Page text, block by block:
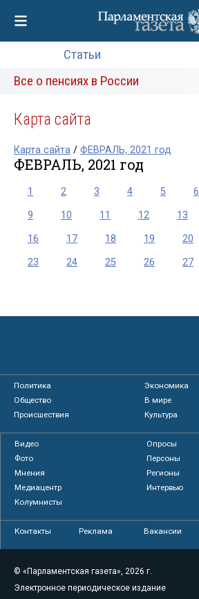
Статьи
Все о пенсиях в России
Карта сайта
Карта сайта / ФЕВРАЛЬ, 2021 год
ФЕВРАЛЬ, 2021 год
1 2 3 4 5 6
9
10 11 12 13
16
17 18 19 20
23
24 25 26 27
Политика
Экономика
Общество
В мире
Происшествия
Культура
Видео
Опросы
Фото
Персоны
Мнения
Регионы
Медиацентр
Интервью
Колумнисты
Контакты Реклама Вакансии
© «Парламентская газета», 2026 г.
Электронное периодическое издание